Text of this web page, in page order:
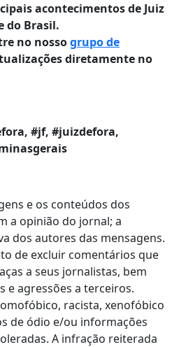
acontecimentos de Juiz
do Brasil.
no nossogrupo de
diretamente no
#jf, #juizdefora,
e os conteúdos dos
a opinião do jornal; a
dos autores das mensagens.
de excluir comentários que
a seus jornalistas, bem
e agressões a terceiros.
racista, xenofóbico
de ódio e/ou informações
A infração reiterada